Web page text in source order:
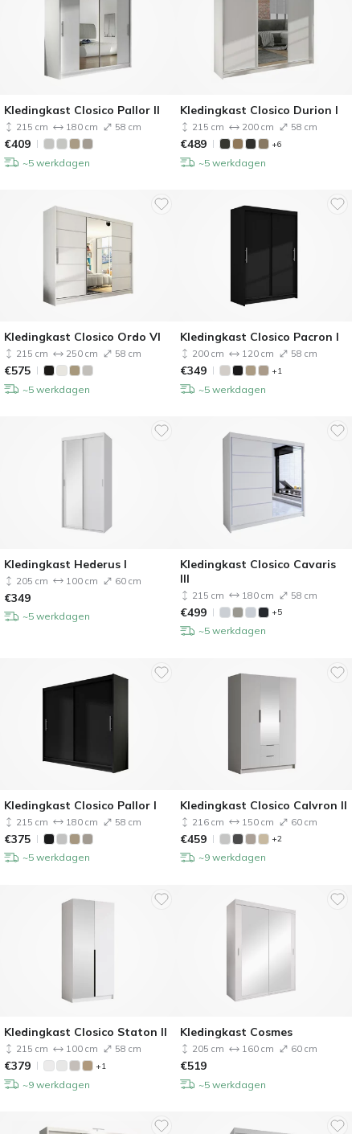
Kledingkast Closico Pallor II
215 cm 180 cm 58 cm
€409
~5 werkdagen
Kledingkast Closico Durion I
215 cm 200 cm 58 cm
€489 +6
~5 werkdagen
Kledingkast Closico Ordo VI
215 cm 250 cm 58 cm
€575
~5 werkdagen
Kledingkast Closico Pacron I
200 cm 120 cm 58 cm
€349 +1
~5 werkdagen
Kledingkast Hederus I
205 cm 100 cm 60 cm
€349
~5 werkdagen
Kledingkast Closico Cavaris
III
215 cm 180 cm 58 cm
€499 +5
~5 werkdagen
Kledingkast Closico Pallor I
215 cm 180 cm 58 cm
€375
~5 werkdagen
Kledingkast Closico Calvron II
216 cm 150 cm 60 cm
€459 +2
~9 werkdagen
Kledingkast Closico Staton II
215 cm 100 cm 58 cm
€379 +1
~9 werkdagen
Kledingkast Cosmes
205 cm 160 cm 60 cm
€519
~5 werkdagen